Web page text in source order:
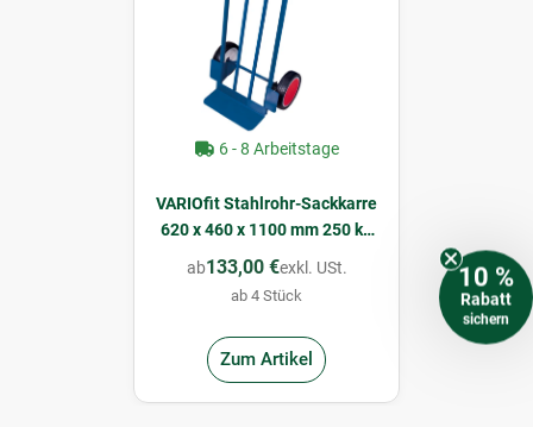
6 - 8 Arbeitstage
VARIOfit Stahlrohr-Sackkarre
620 x 460 x 1100 mm 250 kg
Vollgummibereifung
ab133,00 €exkl. USt.
ab 4 Stück
Zum Artikel
10 %
Rabatt
sichern